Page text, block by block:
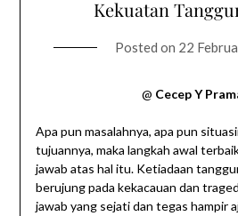
Kekuatan
Posted on 22
@ Cecep Y
Apa pun masalahnya, apa pun
tujuannya, maka langkah awal
jawab atas hal itu. Ketiadaan
berujung pada kekacauan dan
jawab yang sejati dan tegas hampir